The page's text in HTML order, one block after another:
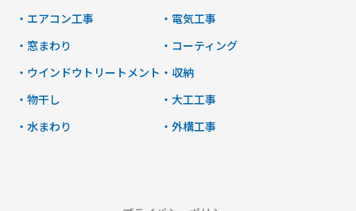
・エアコン工事
・窓まわり
・ウインドウトリートメント
・物干し
・水まわり
・電気工事
・コーティング
・収納
・大工工事
・外構工事